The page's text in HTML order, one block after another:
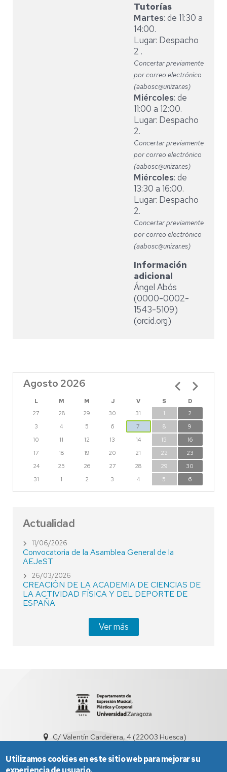
Tutorías
Martes: de 11:30 a
14:00.
Lugar: Despacho
2 .
Concertar previamente
por correo electrónico
(aabosc@unizar.es)
Miércoles: de
11:00 a 12:00.
Lugar: Despacho
2.
Concertar previamente
por correo electrónico
(aabosc@unizar.es)
Miércoles: de
13:30 a 16:00.
Lugar: Despacho
2.
Concertar previamente
por correo electrónico
(aabosc@unizar.es)
Información
adicional
Ángel Abós
(0000-0002-
1543-5109)
(orcid.org)
Agosto 2026
L M M J V S
D
27
28 29 30 31 1
2
3
4 5 6 7 8
9
10
11 12 13 14 15
16
17
18 19 20 21 22
23
24
25 26 27 28 29
30
31
1 2 3 4 5 6
Paginación
Actualidad
11/06/2026
Convocatoria de la Asamblea General de la
AEJeST
26/03/2026
CREACIÓN DE LA ACADEMIA DE CIENCIAS DE
LA ACTIVIDAD FÍSICA Y DEL DEPORTE DE
ESPAÑA
Ver más
C/ Valentín Carderera, 4 (22003 Huesca)
Utilizamos cookies en este sitio web para mejorar su